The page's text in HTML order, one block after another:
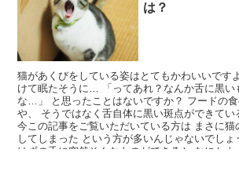
は？
猫があくびをしている姿はとてもかわいいです
けて眠たそうに… 「ってあれ？なんか舌に黒い
な…」 と思ったことはないですか？ フードの食
や、 そうではなく舌自体に黒い斑点ができてい
今この記事をご覧いただいている方は まさに猫
してしまった という方が多いんじゃないでし
はずの舌に突然そんなものができると なにかよ